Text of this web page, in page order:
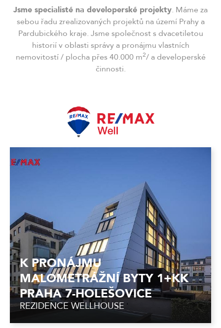
Jsme specialisté na developerské projekty. Máme za
sebou řadu zrealizovaných projektů na území Prahy a
Pardubického kraje. Jsme společnost s dvacetiletou
historií v oblasti správy a pronájmu vlastních
nemovitostí / plocha přes 40.000 m2/ a developerské
činnosti.
K PRONÁJMU
MALOMETRÁŽNÍ BYTY 1+KK
PRAHA 7-HOLEŠOVICE
REZIDENCE WELLHOUSE